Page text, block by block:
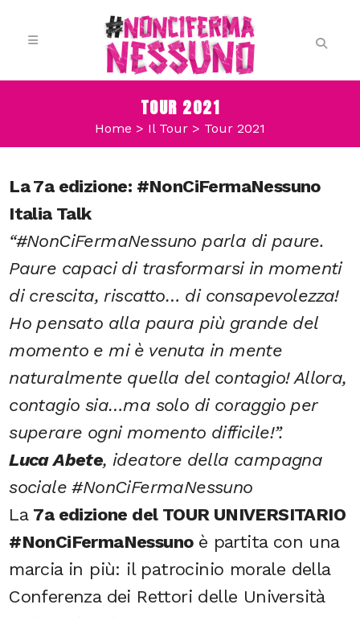
TOUR 2021
Home > Il Tour> Tour 2021
La 7a edizione: #NonCiFermaNessuno
Italia Talk
“#NonCiFermaNessuno parla di paure.
Paure capaci di trasformarsi in momenti
di crescita, riscatto… di consapevolezza!
Ho pensato alla paura più grande del
momento e mi è venuta in mente
naturalmente quella del contagio! Allora,
contagio sia…ma solo di coraggio per
superare ogni momento difficile!”.
Luca Abete, ideatore della campagna
sociale #NonCiFermaNessuno
La 7a edizione del TOUR UNIVERSITARIO
#NonCiFermaNessuno è partita con una
marcia in più: il patrocinio morale della
Conferenza dei Rettori delle Università